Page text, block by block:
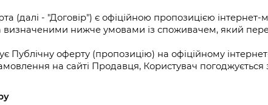
(далі - "Договір") є офіційною пропозицією
нижче умовами із споживачем, який
Публічну оферту (пропозицію) на офіційному
на сайтi Продавця, Користувач погоджується